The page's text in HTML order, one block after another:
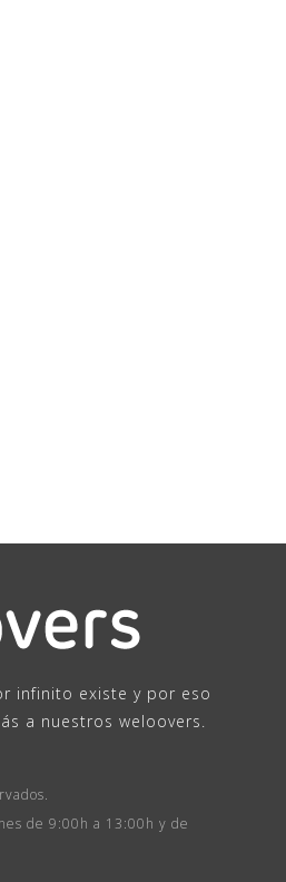
infinito existe y por eso
a nuestros weloovers.
de 9:00h a 13:00h y de